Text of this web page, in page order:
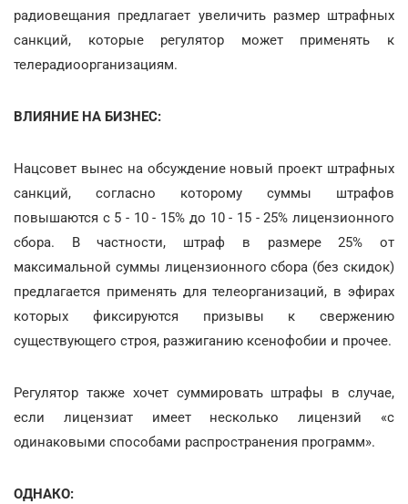
радиовещания предлагает увеличить размер штрафных
санкций, которые регулятор может применять к
телерадиоорганизациям.
ВЛИЯНИЕ НА БИЗНЕС:
Нацсовет вынес на обсуждение новый проект штрафных
санкций, согласно которому суммы штрафов
повышаются с 5 - 10 - 15% до 10 - 15 - 25% лицензионного
сбора. В частности, штраф в размере 25% от
максимальной суммы лицензионного сбора (без скидок)
предлагается применять для телеорганизаций, в эфирах
которых фиксируются призывы к свержению
существующего строя, разжиганию ксенофобии и прочее.
Регулятор также хочет суммировать штрафы в случае,
если лицензиат имеет несколько лицензий «с
одинаковыми способами распространения программ».
ОДНАКО: